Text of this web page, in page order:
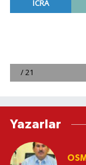
Yazarlar